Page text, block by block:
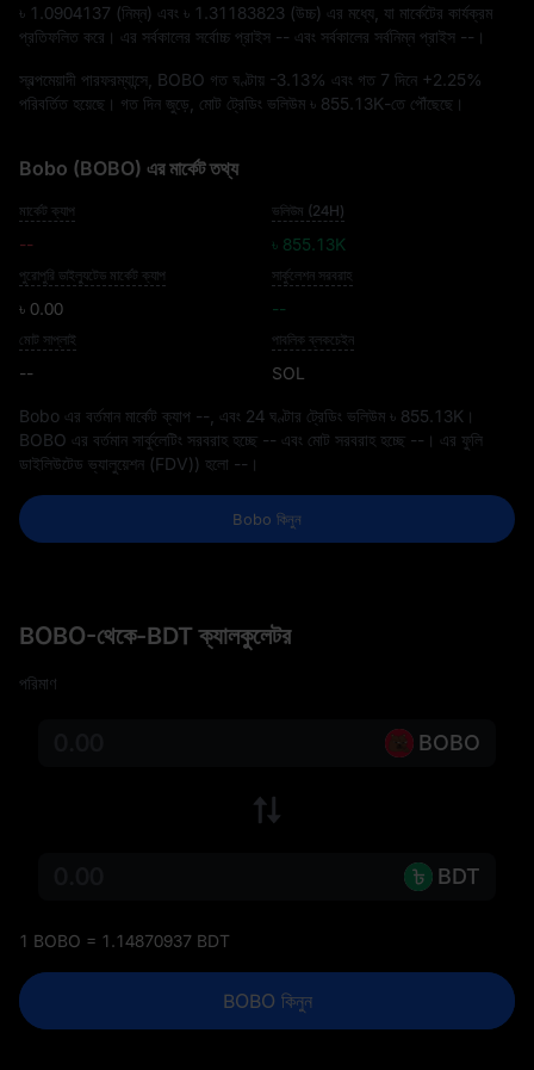
৳ 1.0904137 (নিম্ন) এবং ৳ 1.31183823 (উচ্চ) এর মধ্যে, যা মার্কেটের কার্যক্রম
প্রতিফলিত করে। এর সর্বকালের সর্বোচ্চ প্রাইস -- এবং সর্বকালের সর্বনিম্ন প্রাইস -- ।
স্বল্পমেয়াদী পারফরম্যান্সে, BOBO গত ঘণ্টায় -3.13% এবং গত 7 দিনে +2.25%
পরিবর্তিত হয়েছে। গত দিন জুড়ে, মোট ট্রেডিং ভলিউম ৳ 855.13K-তে পৌঁছেছে।
Bobo (BOBO) এর মার্কেট তথ্য
মার্কেট ক্যাপ
--
ভলিউম (24H)
৳ 855.13K
পুরোপুরি ডাইল্যুটেড মার্কেট ক্যাপ
৳ 0.00
সার্কুলেশন সরবরাহ
--
মোট সাপ্লাই
--
পাবলিক ব্লকচেইন
SOL
Bobo এর বর্তমান মার্কেট ক্যাপ -- , এবং 24 ঘণ্টার ট্রেডিং ভলিউম ৳ 855.13K ।
BOBO এর বর্তমান সার্কুলেটিং সরবরাহ হচ্ছে -- এবং মোট সরবরাহ হচ্ছে -- । এর ফুলি
ডাইলিউটেড ভ্যালুয়েশন (FDV)) হলো -- ।
Bobo কিনুন
BOBO-থেকে-BDT ক্যালকুলেটর
পরিমাণ
BOBO
BDT
1 BOBO = 1.14870937 BDT
BOBO কিনুন